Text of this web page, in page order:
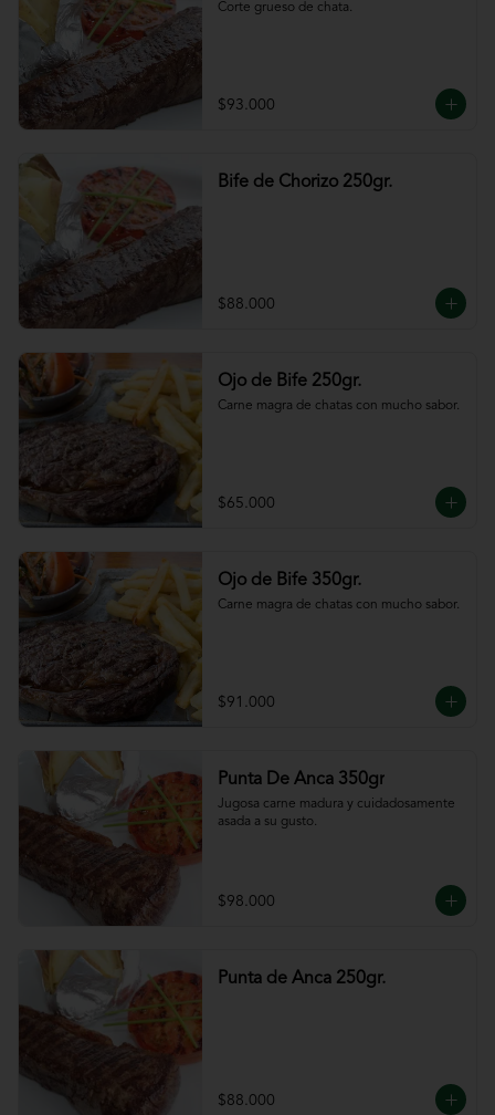
Corte grueso de chata.
$93.000
Bife de Chorizo 250gr.
$88.000
Ojo de Bife 250gr.
Carne magra de chatas con mucho sabor.
$65.000
Ojo de Bife 350gr.
Carne magra de chatas con mucho sabor.
$91.000
Punta De Anca 350gr
Jugosa carne madura y cuidadosamente
asada a su gusto.
$98.000
Punta de Anca 250gr.
$88.000